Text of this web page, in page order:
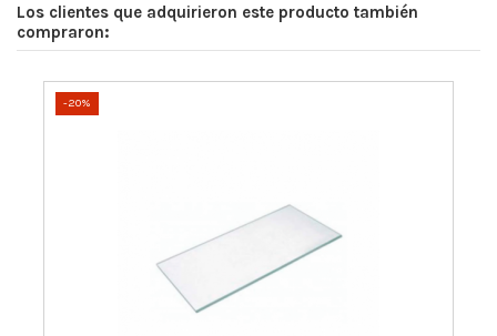
Los clientes que adquirieron este producto también
compraron:
-20%